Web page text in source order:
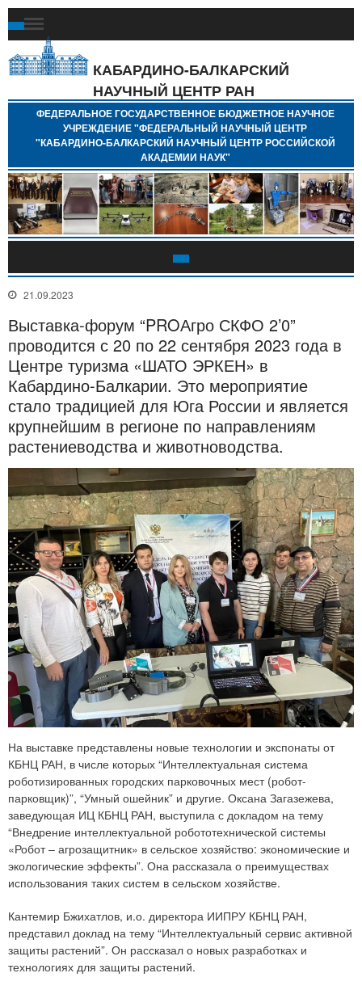
КАБАРДИНО-БАЛКАРСКИЙ
НАУЧНЫЙ ЦЕНТР РАН
ФЕДЕРАЛЬНОЕ ГОСУДАРСТВЕННОЕ БЮДЖЕТНОЕ НАУЧНОЕ
УЧРЕЖДЕНИЕ "ФЕДЕРАЛЬНЫЙ НАУЧНЫЙ ЦЕНТР
"КАБАРДИНО-БАЛКАРСКИЙ НАУЧНЫЙ ЦЕНТР РОССИЙСКОЙ
АКАДЕМИИ НАУК"
21.09.2023
Выставка-форум “PROАгро СКФО 2’0”
проводится с 20 по 22 сентября 2023 года в
Центре туризма «ШАТО ЭРКЕН» в
Кабардино-Балкарии. Это мероприятие
стало традицией для Юга России и является
крупнейшим в регионе по направлениям
растениеводства и животноводства.
На выставке представлены новые технологии и экспонаты от
КБНЦ РАН, в числе которых “Интеллектуальная система
роботизированных городских парковочных мест (робот-
парковщик)”, “Умный ошейник” и другие. Оксана Загазежева,
заведующая ИЦ КБНЦ РАН, выступила с докладом на тему
“Внедрение интеллектуальной робототехнической системы
«Робот – агрозащитник» в сельское хозяйство: экономические и
экологические эффекты”. Она рассказала о преимуществах
использования таких систем в сельском хозяйстве.
Кантемир Бжихатлов, и.о. директора ИИПРУ КБНЦ РАН,
представил доклад на тему “Интеллектуальный сервис активной
защиты растений”. Он рассказал о новых разработках и
технологиях для защиты растений.